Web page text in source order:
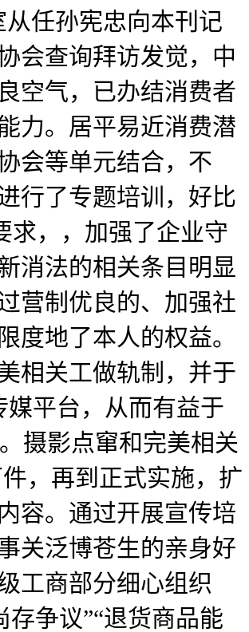
任孙宪忠向本刊记
会查询拜访发觉，中
空气，已办结消费者
力。居平易近消费潜
会等单元结合，不
行了专题培训，好比
求，，加强了企业守
消法的相关条目明显
营制优良的、加强社
度地了本人的权益。
相关工做轨制，并于
平台，从而有益于
摄影点窜和完美相关
，再到正式实施，扩
容。通过开展宣传培
关泛博苍生的亲身好
工商部分细心组织
争议”“退货商品能